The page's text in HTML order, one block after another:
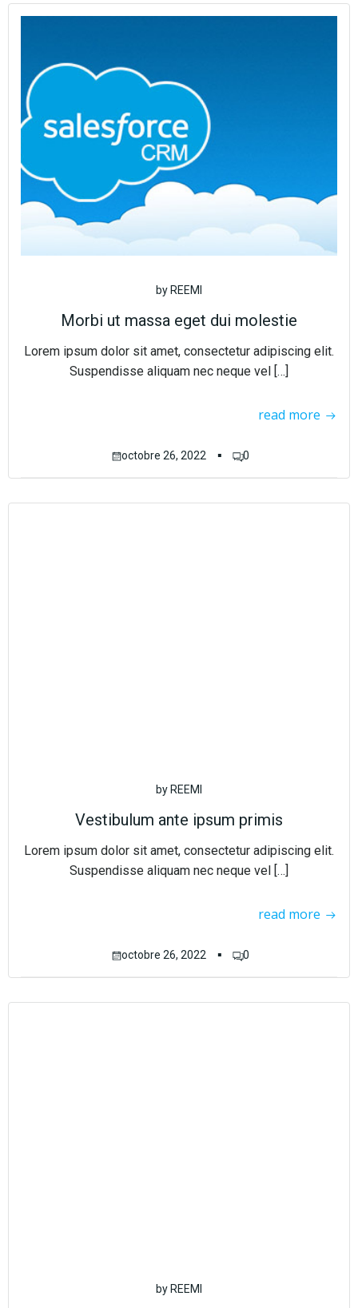
by REEMI
Morbi ut massa eget dui molestie
Lorem ipsum dolor sit amet, consectetur adipiscing elit.
Suspendisse aliquam nec neque vel […]
read more
octobre 26, 2022 ▪ 0
by REEMI
Vestibulum ante ipsum primis
Lorem ipsum dolor sit amet, consectetur adipiscing elit.
Suspendisse aliquam nec neque vel […]
read more
octobre 26, 2022 ▪ 0
by REEMI